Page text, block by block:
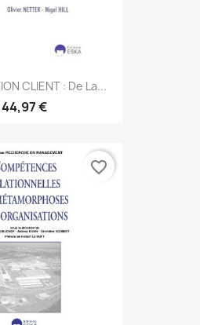
CLIENT : De La...
44,97 €
favorite_border